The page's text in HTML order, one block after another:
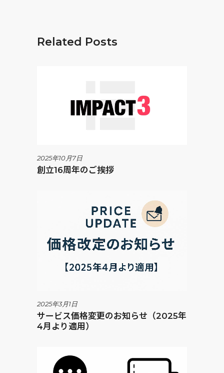
Related Posts
2025年10月7日
創立16周年のご挨拶
2025年3月1日
サービス価格変更のお知らせ（2025年
4月より適用）